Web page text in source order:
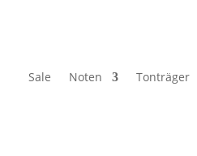
Sale Noten Tonträger